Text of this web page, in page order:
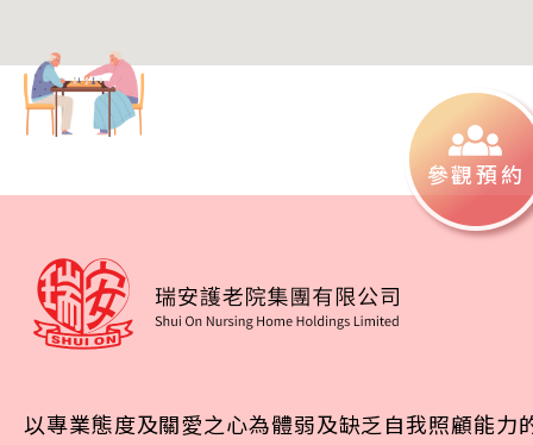
參觀預約
以專業態度及關愛之心為體弱及缺乏自我照顧能力